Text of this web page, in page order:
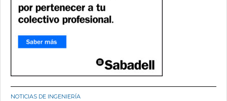
NOTICIAS DE INGENIERÍA